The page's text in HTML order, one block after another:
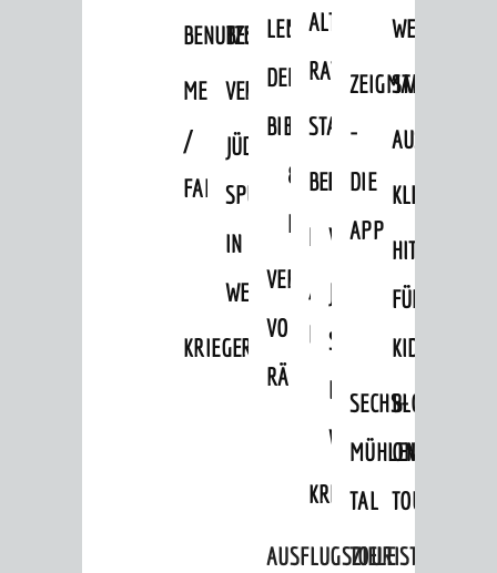
BENUTZUNG
MELDEKARTEI
/
FAMILIENFORSCHUNG
BESTANDSÜBERSICHT
VERÖFFENTLICHUNGEN
JÜDISCHE
SPUREN
IN
WEINHEIM
KRIEGERDENKMAL
LEIHVERKEHR
DER
BIBLIOTHEK
SERVICE
FÜR
LEHRER/INNEN
&
ERZIEHER/INNEN
VERMIETUNG
VON
RÄUMEN
ALTEN
RATHAUS
STADTARCHIV
BENUTZUNG
MELDEKARTEI
/
FAMILIENFORSCHUNG
JÜDISCHE
SPUREN
IN
WEINHEIM
KRIEGERDENKMAL
WEG
ZEIGMAL
-
DIE
APP
STADTTEILE
HITS
FÜR
KIDS
SECHS-
MÜHLEN-
TAL
BLOGGER
ON
TOUR
AUSFLUGSZIELE
TOURIST
Netzwerke / Runde Tische
Aktuelle Beteiligungen in der
Mängelmelder
Stadtgeschichte
Bürgerengagement
Städtepartnerschaften